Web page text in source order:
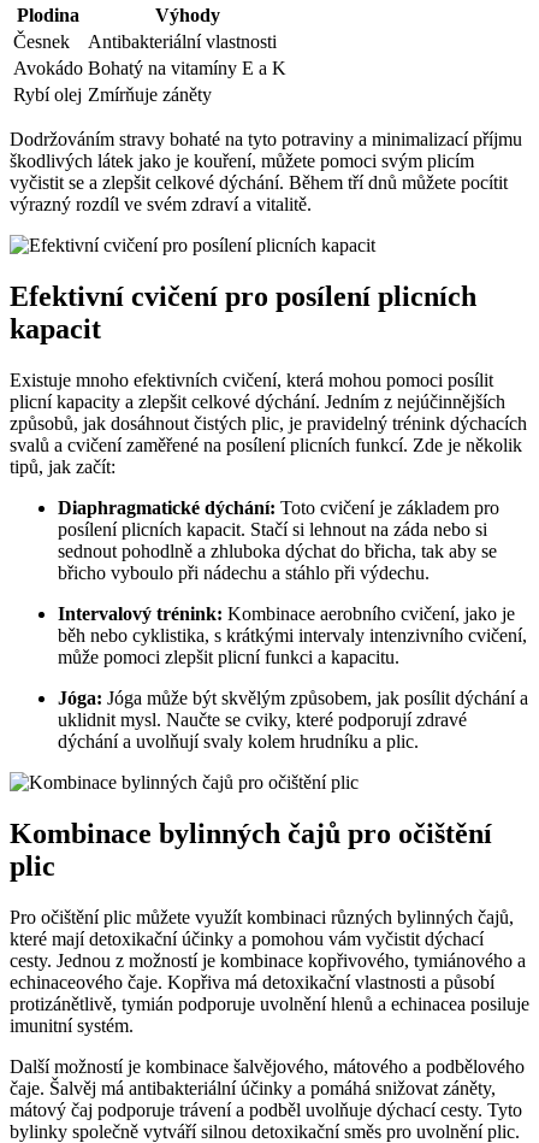
Plodina
Výhody
Česnek
Antibakteriální vlastnosti
Avokádo Bohatý na vitamíny E a K
Rybí olej Zmírňuje záněty
Dodržováním stravy bohaté na tyto potraviny a minimalizací příjmu
škodlivých látek jako je kouření, můžete pomoci svým plicím
vyčistit se a zlepšit celkové dýchání. Během tří dnů můžete pocítit
výrazný rozdíl ve svém zdraví a vitalitě.
Efektivní cvičení pro posílení plicních
kapacit
Existuje mnoho efektivních cvičení, která mohou pomoci posílit
plicní kapacity a zlepšit celkové dýchání. Jedním z nejúčinnějších
způsobů, jak dosáhnout čistých plic, je pravidelný trénink dýchacích
svalů a cvičení zaměřené na posílení plicních funkcí. Zde je několik
tipů, jak začít:
Diaphragmatické dýchání: Toto cvičení je základem pro
posílení plicních kapacit. Stačí si lehnout na záda nebo si
sednout pohodlně a zhluboka dýchat do břicha, tak aby se
břicho vyboulo při nádechu a stáhlo při výdechu.
Intervalový trénink: Kombinace aerobního cvičení, jako je
běh nebo cyklistika, s krátkými intervaly intenzivního cvičení,
může pomoci zlepšit plicní funkci a kapacitu.
Jóga: Jóga může být skvělým způsobem, jak posílit dýchání a
uklidnit mysl. Naučte se cviky, které podporují zdravé
dýchání a uvolňují svaly kolem hrudníku a plic.
Kombinace bylinných čajů pro očištění
plic
Pro očištění plic můžete využít kombinaci různých bylinných čajů,
které mají detoxikační účinky a pomohou vám vyčistit dýchací
cesty. Jednou z možností je kombinace kopřivového, tymiánového a
echinaceového čaje. Kopřiva má detoxikační vlastnosti a působí
protizánětlivě, tymián podporuje uvolnění hlenů a echinacea posiluje
imunitní systém.
Další možností je kombinace šalvějového, mátového a podbělového
čaje. Šalvěj má antibakteriální účinky a pomáhá snižovat záněty,
mátový čaj podporuje trávení a podběl uvolňuje dýchací cesty. Tyto
bylinky společně vytváří silnou detoxikační směs pro uvolnění plic.